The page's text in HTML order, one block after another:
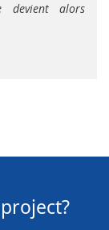
devient alors